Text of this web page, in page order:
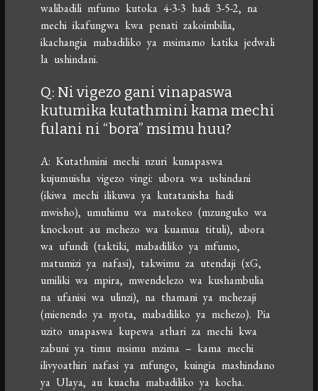
walibadili mfumo kutoka 4-3-3 hadi 3-5-2, na
mechi ikafungwa kwa penati zakoimbilia,
ikachangia mabadiliko ya msimamo katika jedwali
la ushindani.
Q: Ni vigezo gani vinapaswa
kutumika kutathmini kama mechi
fulani ni “bora” msimu huu?
A: Kutathmini mechi nzuri kunapaswa
kujumuisha vigezo vingi: ubora wa ushindani
(ikiwa mechi ilikuwa ya kutatanisha hadi
mwisho), umuhimu wa matokeo (mzunguko wa
knockout au mchezo wa kuamua tituli), ubora
wa ufundi (taktiki, mabadiliko ya mfumo,
matumizi ya nafasi), takwimu za utendaji (xG,
umiliki wa mpira, mwendelezo wa kushambulia
na ufanisi wa ulinzi), na thamani ya mchezaji
(mienendo ya nyota, mabadiliko ya mchezo). Pia
uzito unapaswa kupewa athari za mechi kwa
zabuni ya timu msimu mzima – kama mechi
ilivyoathiri nafasi ya mfungo, kuingia mashindano
ya Ulaya, au kuacha mabadiliko ya kocha.